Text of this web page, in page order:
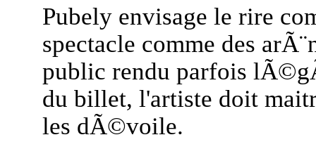
Pubely envisage le rire
spectacle comme des
public rendu parfois
du billet, l'artiste doit
les dÃ©voile.